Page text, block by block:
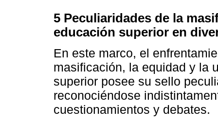
5 Peculiaridades de la
educación superior en
En este marco, el
masificación, la equidad y la
superior posee su sello
reconociéndose
cuestionamientos y debates.